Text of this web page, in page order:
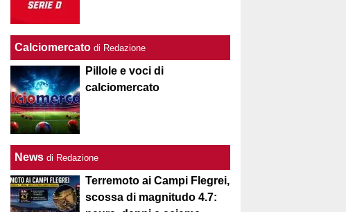
Calciomercato di Redazione
Pillole e voci di
calciomercato
News di Redazione
Terremoto ai Campi Flegrei,
scossa di magnitudo 4.7: